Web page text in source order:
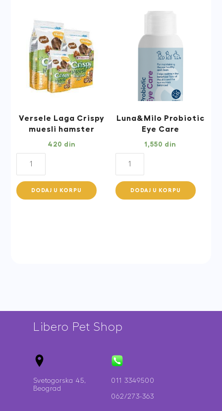
quantity
Versele Laga Crispy
muesli hamster
420 din
Versele
Crispy
muesli
DODAJ U KORPU
Luna&Milo Probiotic
Eye Care
1,550 din
Luna&Milo
Eye
Care
DODAJ U KORPU
Libero Pet Shop
Svetogorska 45,
Beograd
011 3349500
062/273-363